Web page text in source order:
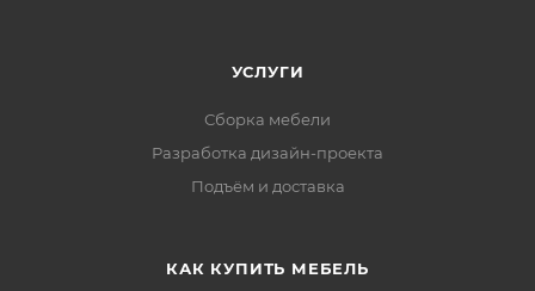
УСЛУГИ
Сборка мебели
Разработка дизайн-проекта
Подъём и доставка
КАК КУПИТЬ МЕБЕЛЬ